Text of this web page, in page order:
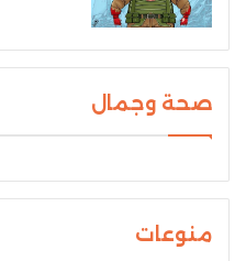
صحة وجمال
منوعات